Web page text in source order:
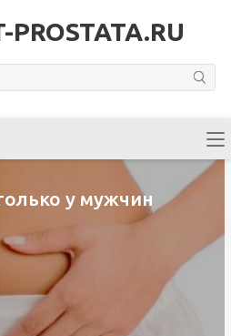
PROSTATA.RU
у мужчин